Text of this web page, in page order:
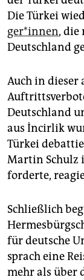
Die Türkei
ge­r*in­nen, die
Deutschland
Auch in dieser
Deutschland
aus İncirlik
Türkei
Martin Schulz
forderte,
Schließlich
für deutsche
sprach eine
mehr als über